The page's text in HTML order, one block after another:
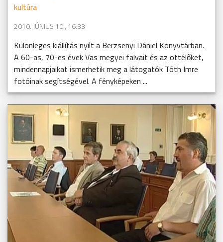
kultúra
2010. JÚNIUS 10., 16:33
Különleges kiállítás nyílt a Berzsenyi Dániel Könyvtárban.
A 60-as, 70-es évek Vas megyei falvait és az ottélőket,
mindennapjaikat ismerhetik meg a látogatók Tóth Imre
fotóinak segítségével. A fényképeken ...